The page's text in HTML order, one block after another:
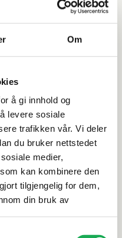
Om
å gi innhold og
levere sosiale
trafikken vår. Vi deler
du bruker nettstedet
medier,
kan kombinere den
tilgjengelig for dem,
din bruk av
8/9/2026, ved